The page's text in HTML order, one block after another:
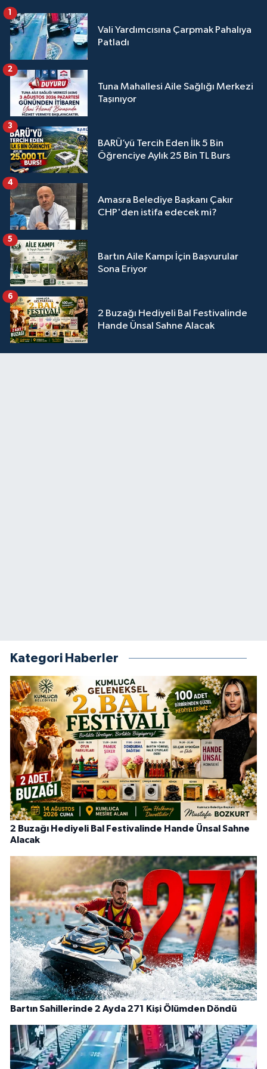
Vali Yardımcısına Çarpmak Pahalıya
Patladı
1
Tuna Mahallesi Aile Sağlığı Merkezi
Taşınıyor
2
BARÜ’yü Tercih Eden İlk 5 Bin
Öğrenciye Aylık 25 Bin TL Burs
3
Amasra Belediye Başkanı Çakır
CHP'den istifa edecek mi?
4
Bartın Aile Kampı İçin Başvurular
Sona Eriyor
5
2 Buzağı Hediyeli Bal Festivalinde
Hande Ünsal Sahne Alacak
6
Kategori Haberler
2 Buzağı Hediyeli Bal Festivalinde Hande Ünsal Sahne
Alacak
Bartın Sahillerinde 2 Ayda 271 Kişi Ölümden Döndü